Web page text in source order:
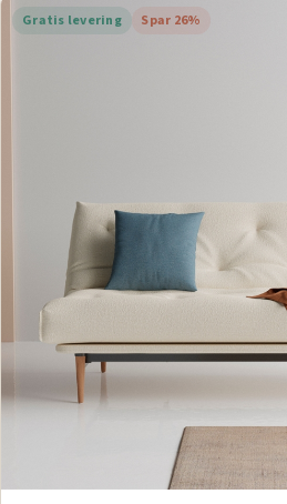
Gratis levering Spar 26%